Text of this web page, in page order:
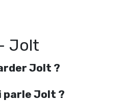
Jolt
Jolt ?
parle Jolt ?